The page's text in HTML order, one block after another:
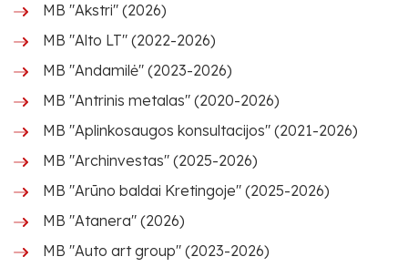
MB "Akstri" (2026)
MB "Alto LT" (2022-2026)
MB "Andamilė" (2023-2026)
MB "Antrinis metalas" (2020-2026)
MB "Aplinkosaugos konsultacijos" (2021-2026)
MB "Archinvestas" (2025-2026)
MB "Arūno baldai Kretingoje" (2025-2026)
MB "Atanera" (2026)
MB "Auto art group" (2023-2026)